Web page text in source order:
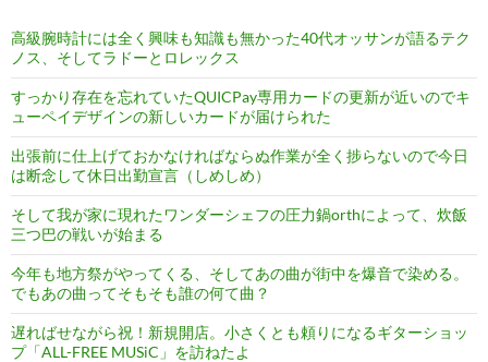
高級腕時計には全く興味も知識も無かった40代オッサンが語るテク
ノス、そしてラドーとロレックス
すっかり存在を忘れていたQUICPay専用カードの更新が近いのでキ
ューペイデザインの新しいカードが届けられた
出張前に仕上げておかなければならぬ作業が全く捗らないので今日
は断念して休日出勤宣言（しめしめ）
そして我が家に現れたワンダーシェフの圧力鍋orthによって、炊飯
三つ巴の戦いが始まる
今年も地方祭がやってくる、そしてあの曲が街中を爆音で染める。
でもあの曲ってそもそも誰の何て曲？
遅ればせながら祝！新規開店。小さくとも頼りになるギターショッ
プ「ALL-FREE MUSiC」を訪ねたよ